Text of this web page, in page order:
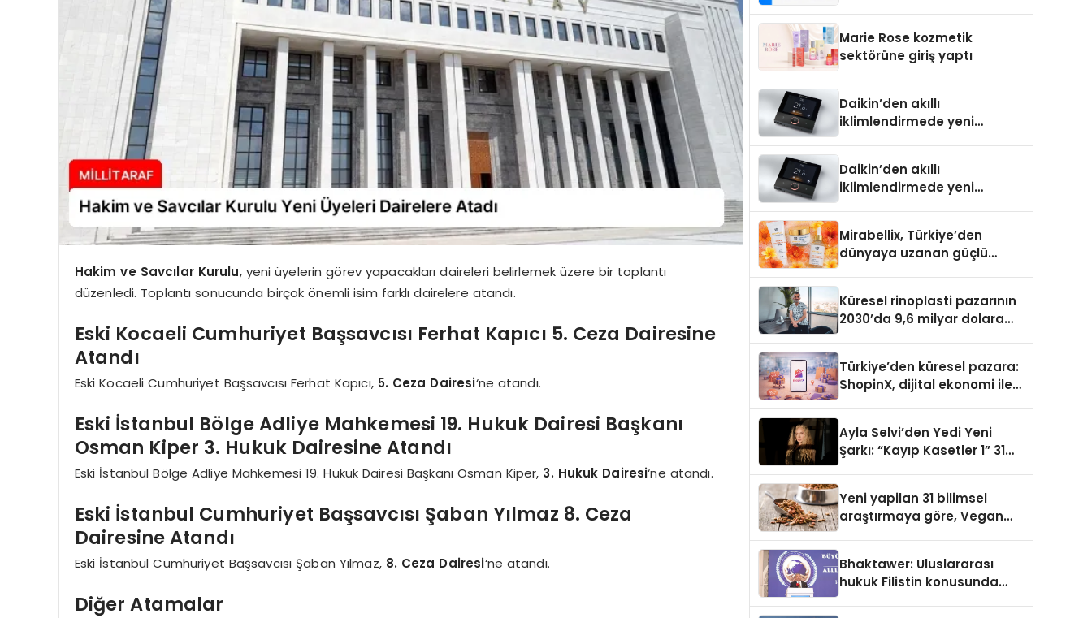
Hakim ve Savcılar Kurulu, yeni üyelerin görev yapacakları daireleri belirlemek üzere bir toplantı
düzenledi. Toplantı sonucunda birçok önemli isim farklı dairelere atandı.
Eski Kocaeli Cumhuriyet Başsavcısı Ferhat Kapıcı 5. Ceza Dairesine
Atandı
Eski Kocaeli Cumhuriyet Başsavcısı Ferhat Kapıcı, 5. Ceza Dairesi‘ne atandı.
Eski İstanbul Bölge Adliye Mahkemesi 19. Hukuk Dairesi Başkanı
Osman Kiper 3. Hukuk Dairesine Atandı
Eski İstanbul Bölge Adliye Mahkemesi 19. Hukuk Dairesi Başkanı Osman Kiper, 3. Hukuk Dairesi‘ne atandı.
Eski İstanbul Cumhuriyet Başsavcısı Şaban Yılmaz 8. Ceza
Dairesine Atandı
Eski İstanbul Cumhuriyet Başsavcısı Şaban Yılmaz, 8. Ceza Dairesi‘ne atandı.
Diğer Atamalar
Aldı
Marie Rose kozmetik
sektörüne giriş yaptı
Daikin’den akıllı
iklimlendirmede yeni
Daikin’den akıllı
iklimlendirmede yeni
Mirabellix, Türkiye’den
dünyaya uzanan güçlü
Küresel rinoplasti pazarının
2030’da 9,6 milyar dolara
Türkiye’den küresel pazara:
ShopinX, dijital ekonomi ile
Ayla Selvi’den Yedi Yeni
Şarkı: “Kayıp Kasetler 1” 31
Yeni yapilan 31 bilimsel
araştırmaya göre, Vegan
Sindirildiğini Ortaya Koydu
Bhaktawer: Uluslararası
hukuk Filistin konusunda